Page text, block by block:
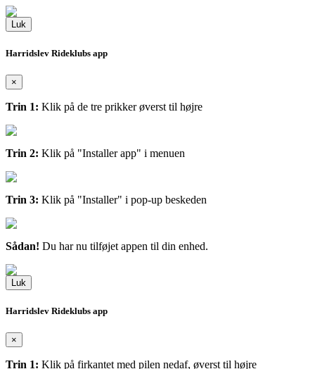
Luk
Harridslev Rideklubs app
×
Trin 1: Klik på de tre prikker øverst til højre
Trin 2: Klik på "Installer app" i menuen
Trin 3: Klik på "Installer" i pop-up beskeden
Sådan! Du har nu tilføjet appen til din enhed.
Luk
Harridslev Rideklubs app
×
Trin 1: Klik på firkantet med pilen nedaf, øverst til højre